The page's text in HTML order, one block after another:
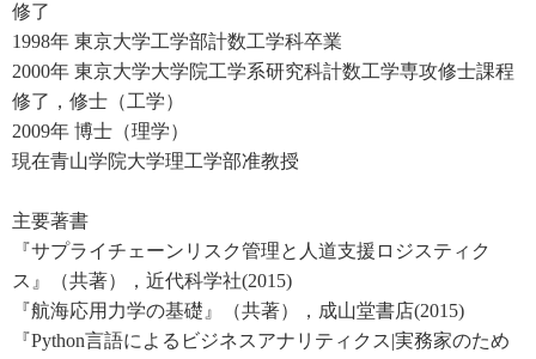
修了
1998年 東京大学工学部計数工学科卒業
2000年 東京大学大学院工学系研究科計数工学専攻修士課程
修了，修士（工学）
2009年 博士（理学）
現在青山学院大学理工学部准教授
主要著書
『サプライチェーンリスク管理と人道支援ロジスティク
ス』（共著），近代科学社(2015)
『航海応用力学の基礎』（共著），成山堂書店(2015)
『Python言語によるビジネスアナリティクス|実務家のため